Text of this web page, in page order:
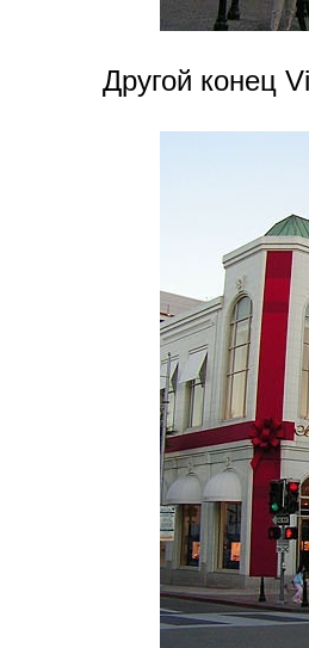
Другой конец